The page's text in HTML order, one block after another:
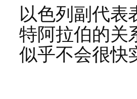
以色列副代表
特阿拉伯的关
似乎不会很快